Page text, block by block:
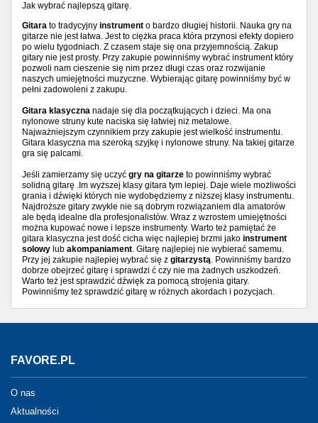
Jak wybrać najlepszą gitarę.
Gitara to tradycyjny instrument o bardzo długiej historii. Nauka gry na
gitarze nie jest łatwa. Jest to ciężka praca która przynosi efekty dopiero
po wielu tygodniach. Z czasem staje się ona przyjemnością. Zakup
gitary nie jest prosty. Przy zakupie powinniśmy wybrać instrument który
pozwoli nam cieszenie się nim przez długi czas oraz rozwijanie
naszych umiejętności muzyczne. Wybierając gitarę powinniśmy być w
pełni zadowoleni z zakupu.
Gitara klasyczna nadaje się dla początkujących i dzieci. Ma ona
nylonowe struny kute naciska się łatwiej niż metalowe.
Najważniejszym czynnikiem przy zakupie jest wielkość instrumentu.
Gitara klasyczna ma szeroką szyjkę i nylonowe struny. Na takiej gitarze
gra się palcami.
Jeśli zamierzamy się uczyć gry na gitarze to powinniśmy wybrać
solidną gitarę .Im wyższej klasy gitara tym lepiej. Daje wiele możliwości
grania i dźwięki których nie wydobędziemy z niższej klasy instrumentu.
Najdroższe gitary zwykle nie są dobrym rozwiązaniem dla amatorów
ale będą idealne dla profesjonalistów. Wraz z wzrostem umiejętności
można kupować nowe i lepsze instrumenty. Warto też pamiętać że
gitara klasyczna jest dość cicha więc najlepiej brzmi jako instrument
solowy lub akompaniament. Gitarę najlepiej nie wybierać samemu.
Przy jej zakupie najlepiej wybrać się z gitarzystą. Powinniśmy bardzo
dobrze obejrzeć gitarę i sprawdzi ć czy nie ma żadnych uszkodzeń.
Warto też jest sprawdzić dźwięk za pomocą strojenia gitary.
Powinniśmy też sprawdzić gitarę w różnych akordach i pozycjach.
FAVORE.PL
O nas
Aktualności